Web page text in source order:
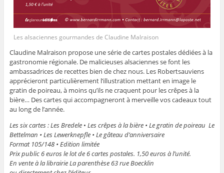
Les alsaciennes gourmandes de Claudine Malraison
Claudine Malraison propose une série de cartes postales dédiées à la
gastronomie régionale. De malicieuses alsaciennes se font les
ambassadrices de recettes bien de chez nous. Les Robertsauviens
apprécieront particulièrement l’illustration mettant en image le
gratin de poireau, à moins qu’ils ne craquent pour les crêpes à la
bière… Des cartes qui accompagneront à merveille vos cadeaux tout
au long de l’année.
Les six cartes :Les Bredele • Les crêpes à la bière • Le gratin de poireau Le
Bettelman • Les Lewerknepfle • Le gâteau d’anniversaire
Format 105/148• Edition limitée
Prix public 6 euros le lot de 6 cartes postales. 1,50 euros à l’unité.
En vente à la librairie La parenthèse 63 rue Boecklin